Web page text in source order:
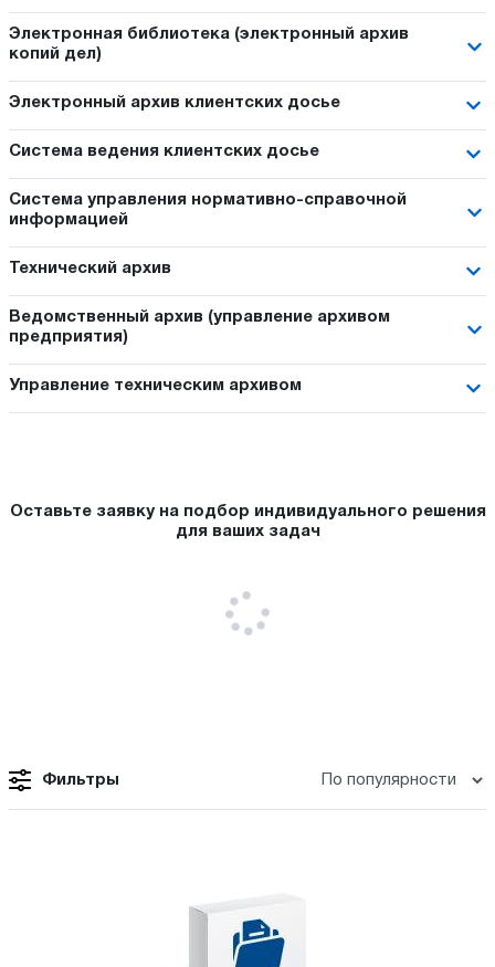
Электронная библиотека (электронный архив
копий дел)
Электронный архив клиентских досье
Система ведения клиентских досье
Система управления нормативно-справочной
информацией
Технический архив
Ведомственный архив (управление архивом
предприятия)
Управление техническим архивом
Оставьте заявку на подбор индивидуального решения
для ваших задач
Фильтры